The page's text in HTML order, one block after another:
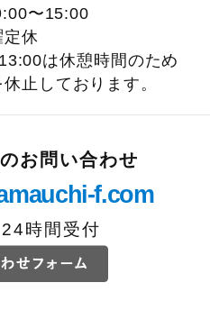
〜15:00
定休
は休憩時間のため
止しております。
お問い合わせ
f.com
時間受付